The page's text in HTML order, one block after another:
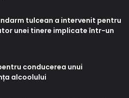
tulcean a intervenit pentru
unei tinere implicate într-un
conducerea unui
alcoolului